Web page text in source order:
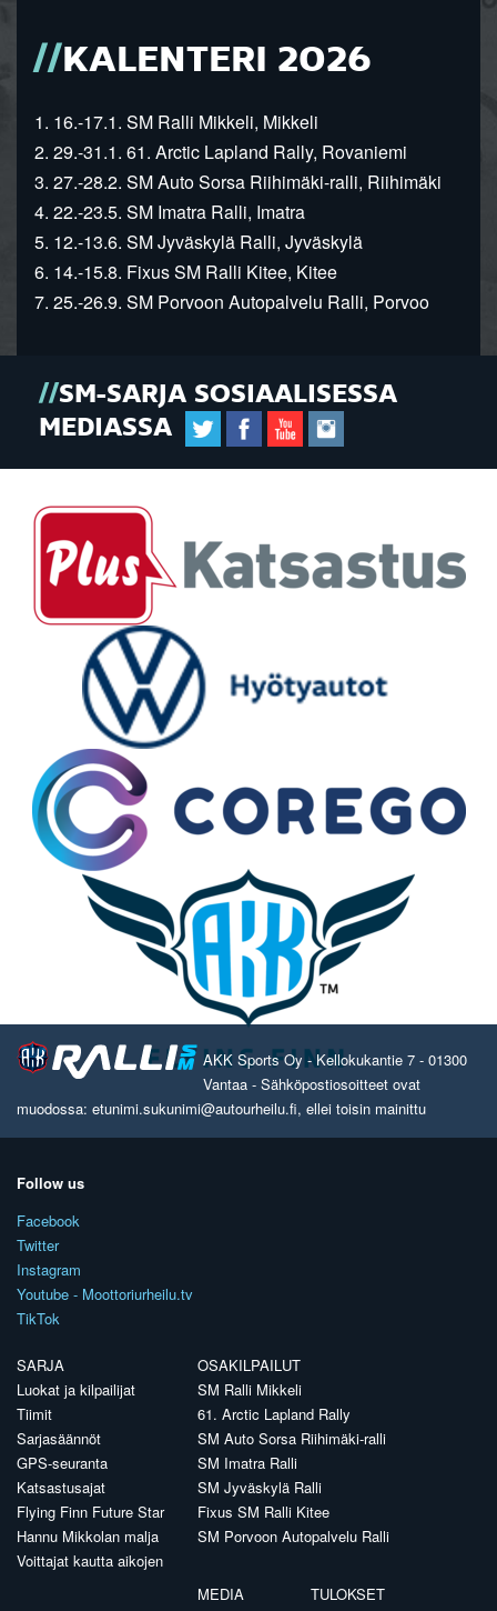
KALENTERI 2026
1. 16.-17.1. SM Ralli Mikkeli, Mikkeli
2. 29.-31.1. 61. Arctic Lapland Rally, Rovaniemi
3. 27.-28.2. SM Auto Sorsa Riihimäki-ralli, Riihimäki
4. 22.-23.5. SM Imatra Ralli, Imatra
5. 12.-13.6. SM Jyväskylä Ralli, Jyväskylä
6. 14.-15.8. Fixus SM Ralli Kitee, Kitee
7. 25.-26.9. SM Porvoon Autopalvelu Ralli, Porvoo
SM-SARJA SOSIAALISESSA
MEDIASSA
AKK Sports Oy - Kellokukantie 7 - 01300
Vantaa - Sähköpostiosoitteet ovat
muodossa: etunimi.sukunimi@autourheilu.fi, ellei toisin mainittu
Follow us
Facebook
Twitter
Instagram
Youtube - Moottoriurheilu.tv
TikTok
SARJA
Luokat ja kilpailijat
Tiimit
Sarjasäännöt
GPS-seuranta
Katsastusajat
Flying Finn Future Star
Hannu Mikkolan malja
Voittajat kautta aikojen
OSAKILPAILUT
SM Ralli Mikkeli
61. Arctic Lapland Rally
SM Auto Sorsa Riihimäki-ralli
SM Imatra Ralli
SM Jyväskylä Ralli
Fixus SM Ralli Kitee
SM Porvoon Autopalvelu Ralli
MEDIA
TULOKSET